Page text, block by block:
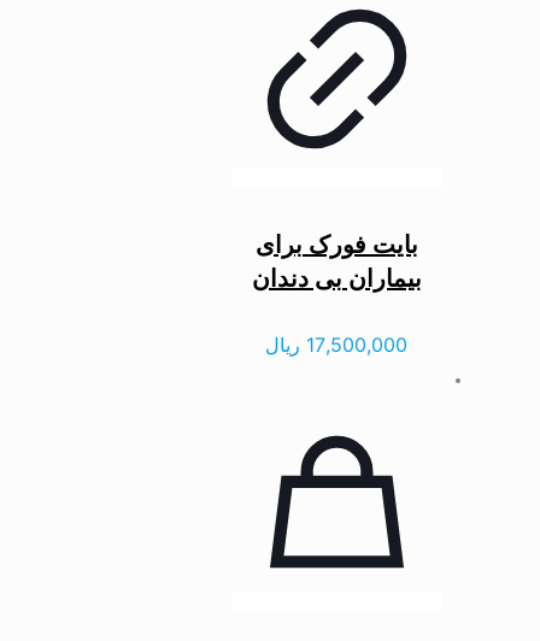
بایت فورک برای
بیماران بی دندان
17,500,000 ریال